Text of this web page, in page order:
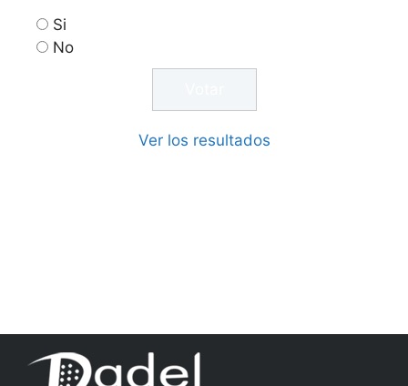
Si
No
Ver los resultados